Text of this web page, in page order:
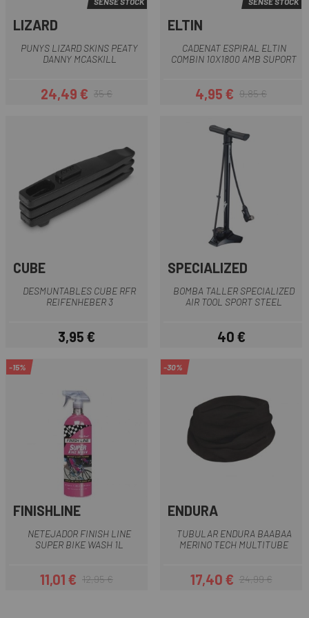
LIZARD
PUNYS LIZARD SKINS PEATY
DANNY MCASKILL
Preu
24,49 €Preu regular
35 €
ELTIN
CADENAT ESPIRAL ELTIN
COMBIN 10X1800 AMB SUPORT
Preu
4,95 €Preu regular
9,85 €
CUBE
DESMUNTABLES CUBE RFR
REIFENHEBER 3
Preu
3,95 €
SPECIALIZED
BOMBA TALLER SPECIALIZED
AIR TOOL SPORT STEEL
Preu
40 €
-15%
FINISHLINE
NETEJADOR FINISH LINE
SUPER BIKE WASH 1L
Preu
11,01 €Preu regular
12,95 €
-30%
ENDURA
TUBULAR ENDURA BAABAA
MERINO TECH MULTITUBE
Preu
17,40 €Preu regular
24,99 €